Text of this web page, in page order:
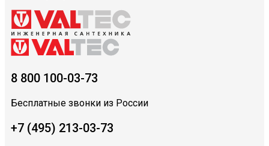
8 800 100-03-73
Бесплатные звонки из России
+7 (495) 213-03-73